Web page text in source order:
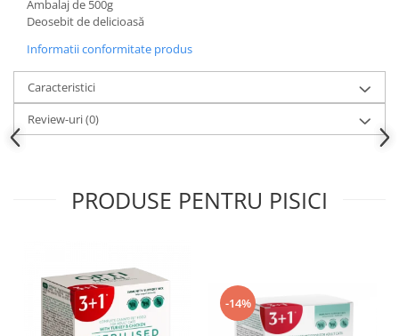
Ambalaj de 500g
Deosebit de delicioasă
Informatii conformitate produs
Caracteristici
Review-uri(0)
PRODUSE PENTRU PISICI
-14%